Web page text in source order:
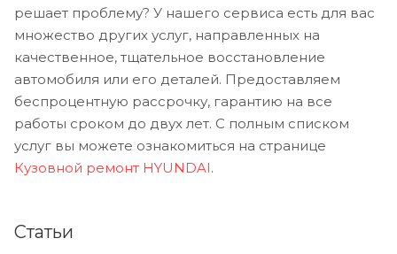
решает проблему? У нашего сервиса есть для вас
множество других услуг, направленных на
качественное, тщательное восстановление
автомобиля или его деталей. Предоставляем
беспроцентную рассрочку, гарантию на все
работы сроком до двух лет. С полным списком
услуг вы можете ознакомиться на странице
Кузовной ремонт HYUNDAI.
Статьи